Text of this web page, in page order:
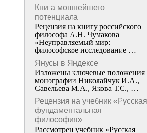
Книга мощнейшего
потенциала
Рецензия на книгу российского
философа А.Н. Чумакова
«Неуправляемый мир:
философское исследование …
Янусы в Яндексе
Изложены ключевые положения
монографии Николайчук И.А.,
Савельева М.А., Якова Т.С., …
Рецензия на учебник «Русская
фундаментальная
философия»
Рассмотрен учебник «Русская